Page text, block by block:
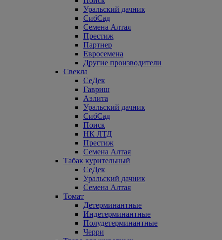
Уральский дачник
СибСад
Семена Алтая
Престиж
Партнер
Евросемена
Другие производители
Свекла
СеДек
Гавриш
Аэлита
Уральский дачник
СибСад
Поиск
НК ЛТД
Престиж
Семена Алтая
Табак курительный
СеДек
Уральский дачник
Семена Алтая
Томат
Детерминантные
Индетерминантные
Полудетерминантные
Черри